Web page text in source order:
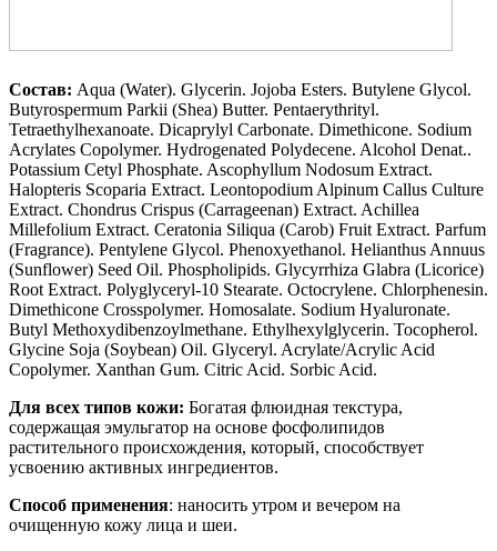
Состав: Aqua (Water). Glycerin. Jojoba Esters. Butylene Glycol.
Butyrospermum Parkii (Shea) Butter. Pentaerythrityl.
Tetraethylhexanoate. Dicaprylyl Carbonate. Dimethicone. Sodium
Acrylates Copolymer. Hydrogenated Polydecene. Alcohol Denat..
Potassium Cetyl Phosphate. Ascophyllum Nodosum Extract.
Halopteris Scoparia Extract. Leontopodium Alpinum Callus Culture
Extract. Chondrus Crispus (Carrageenan) Extract. Achillea
Millefolium Extract. Ceratonia Siliqua (Carob) Fruit Extract. Parfum
(Fragrance). Pentylene Glycol. Phenoxyethanol. Helianthus Annuus
(Sunflower) Seed Oil. Phospholipids. Glycyrrhiza Glabra (Licorice)
Root Extract. Polyglyceryl-10 Stearate. Octocrylene. Chlorphenesin.
Dimethicone Crosspolymer. Homosalate. Sodium Hyaluronate.
Butyl Methoxydibenzoylmethane. Ethylhexylglycerin. Tocopherol.
Glycine Soja (Soybean) Oil. Glyceryl. Acrylate/Acrylic Acid
Copolymer. Xanthan Gum. Citric Acid. Sorbic Acid.
Для всех типов кожи: Богатая флюидная текстура,
содержащая эмульгатор на основе фосфолипидов
растительного происхождения, который, способствует
усвоению активных ингредиентов.
Способ применения: наносить утром и вечером на
очищенную кожу лица и шеи.